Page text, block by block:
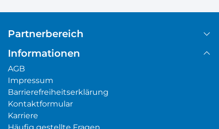
Partnerbereich
Informationen
AGB
Impressum
Barrierefreiheitserklärung
Kontaktformular
Karriere